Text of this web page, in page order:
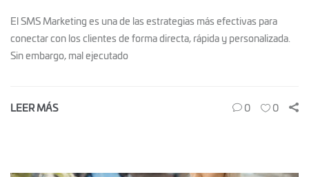
El SMS Marketing es una de las estrategias más efectivas para
conectar con los clientes de forma directa, rápida y personalizada.
Sin embargo, mal ejecutado
LEER MÁS 0 0